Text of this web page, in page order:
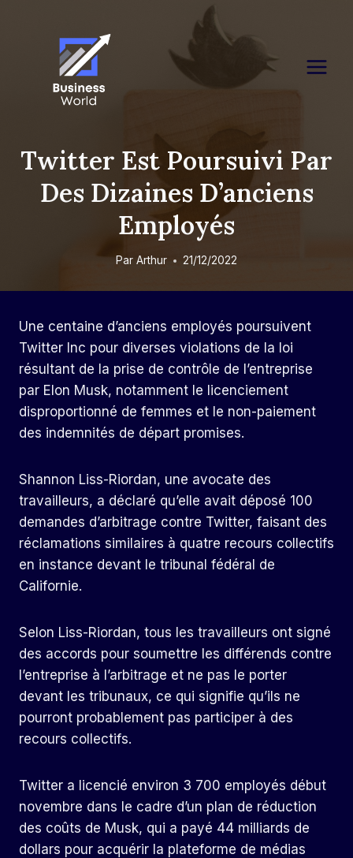
Twitter Est Poursuivi Par
Des Dizaines D’anciens
Employés
Par Arthur 21/12/2022
Une centaine d’anciens employés poursuivent
Twitter Inc pour diverses violations de la loi
résultant de la prise de contrôle de l’entreprise
par Elon Musk, notamment le licenciement
disproportionné de femmes et le non-paiement
des indemnités de départ promises.
Shannon Liss-Riordan, une avocate des
travailleurs, a déclaré qu’elle avait déposé 100
demandes d’arbitrage contre Twitter, faisant des
réclamations similaires à quatre recours collectifs
en instance devant le tribunal fédéral de
Californie.
Selon Liss-Riordan, tous les travailleurs ont signé
des accords pour soumettre les différends contre
l’entreprise à l’arbitrage et ne pas le porter
devant les tribunaux, ce qui signifie qu’ils ne
pourront probablement pas participer à des
recours collectifs.
Twitter a licencié environ 3 700 employés début
novembre dans le cadre d’un plan de réduction
des coûts de Musk, qui a payé 44 milliards de
dollars pour acquérir la plateforme de médias